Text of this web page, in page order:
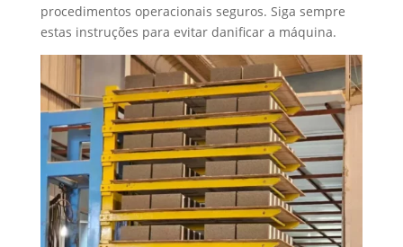
procedimentos operacionais seguros. Siga sempre
estas instruções para evitar danificar a máquina.